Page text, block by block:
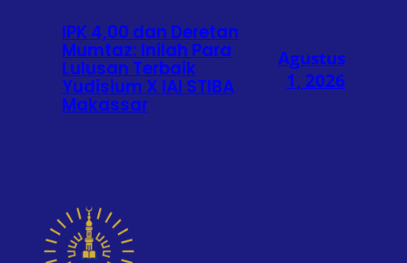
IPK 4,00 dan Deretan
Mumtaz: Inilah Para
Lulusan Terbaik
Yudisium X IAI STIBA
Makassar
Agustus
1, 2026